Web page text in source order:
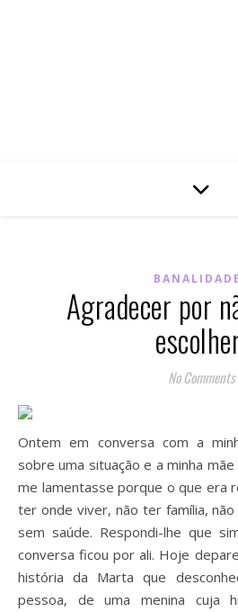
Agradecer por
No Comments
Ontem em conversa com a
sobre uma situação e a minha
me lamentasse porque o que era
ter onde viver, não ter família,
sem saúde. Respondi-lhe que
conversa ficou por ali. Hoje
história da Marta que
pessoa, de uma menina cuja